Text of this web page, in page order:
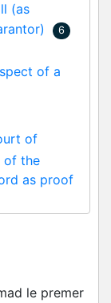
(as
6
of a
of
of the
as proof
le premer